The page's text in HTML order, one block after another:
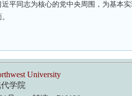
同志为核心的党中央周围，为基本实
University
学院